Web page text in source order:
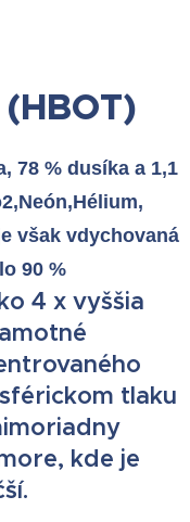
78 % dusíka a 1,1
vdychovaná
90 %
4 x vyššia
tlaku
kde je